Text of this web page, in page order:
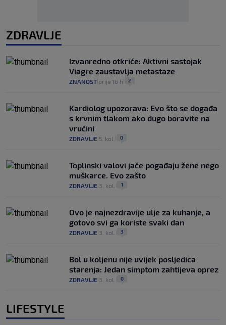
ZDRAVLJE
Izvanredno otkriće: Aktivni sastojak
Viagre zaustavlja metastaze
ZNANOST prije 16 h 2
Kardiolog upozorava: Evo što se događa
s krvnim tlakom ako dugo boravite na
vrućini
ZDRAVLJE 5. kol. 0
Toplinski valovi jače pogađaju žene nego
muškarce. Evo zašto
ZDRAVLJE 3. kol. 1
Ovo je najnezdravije ulje za kuhanje, a
gotovo svi ga koriste svaki dan
ZDRAVLJE 3. kol. 3
Bol u koljenu nije uvijek posljedica
starenja: Jedan simptom zahtijeva oprez
ZDRAVLJE 3. kol. 0
LIFESTYLE